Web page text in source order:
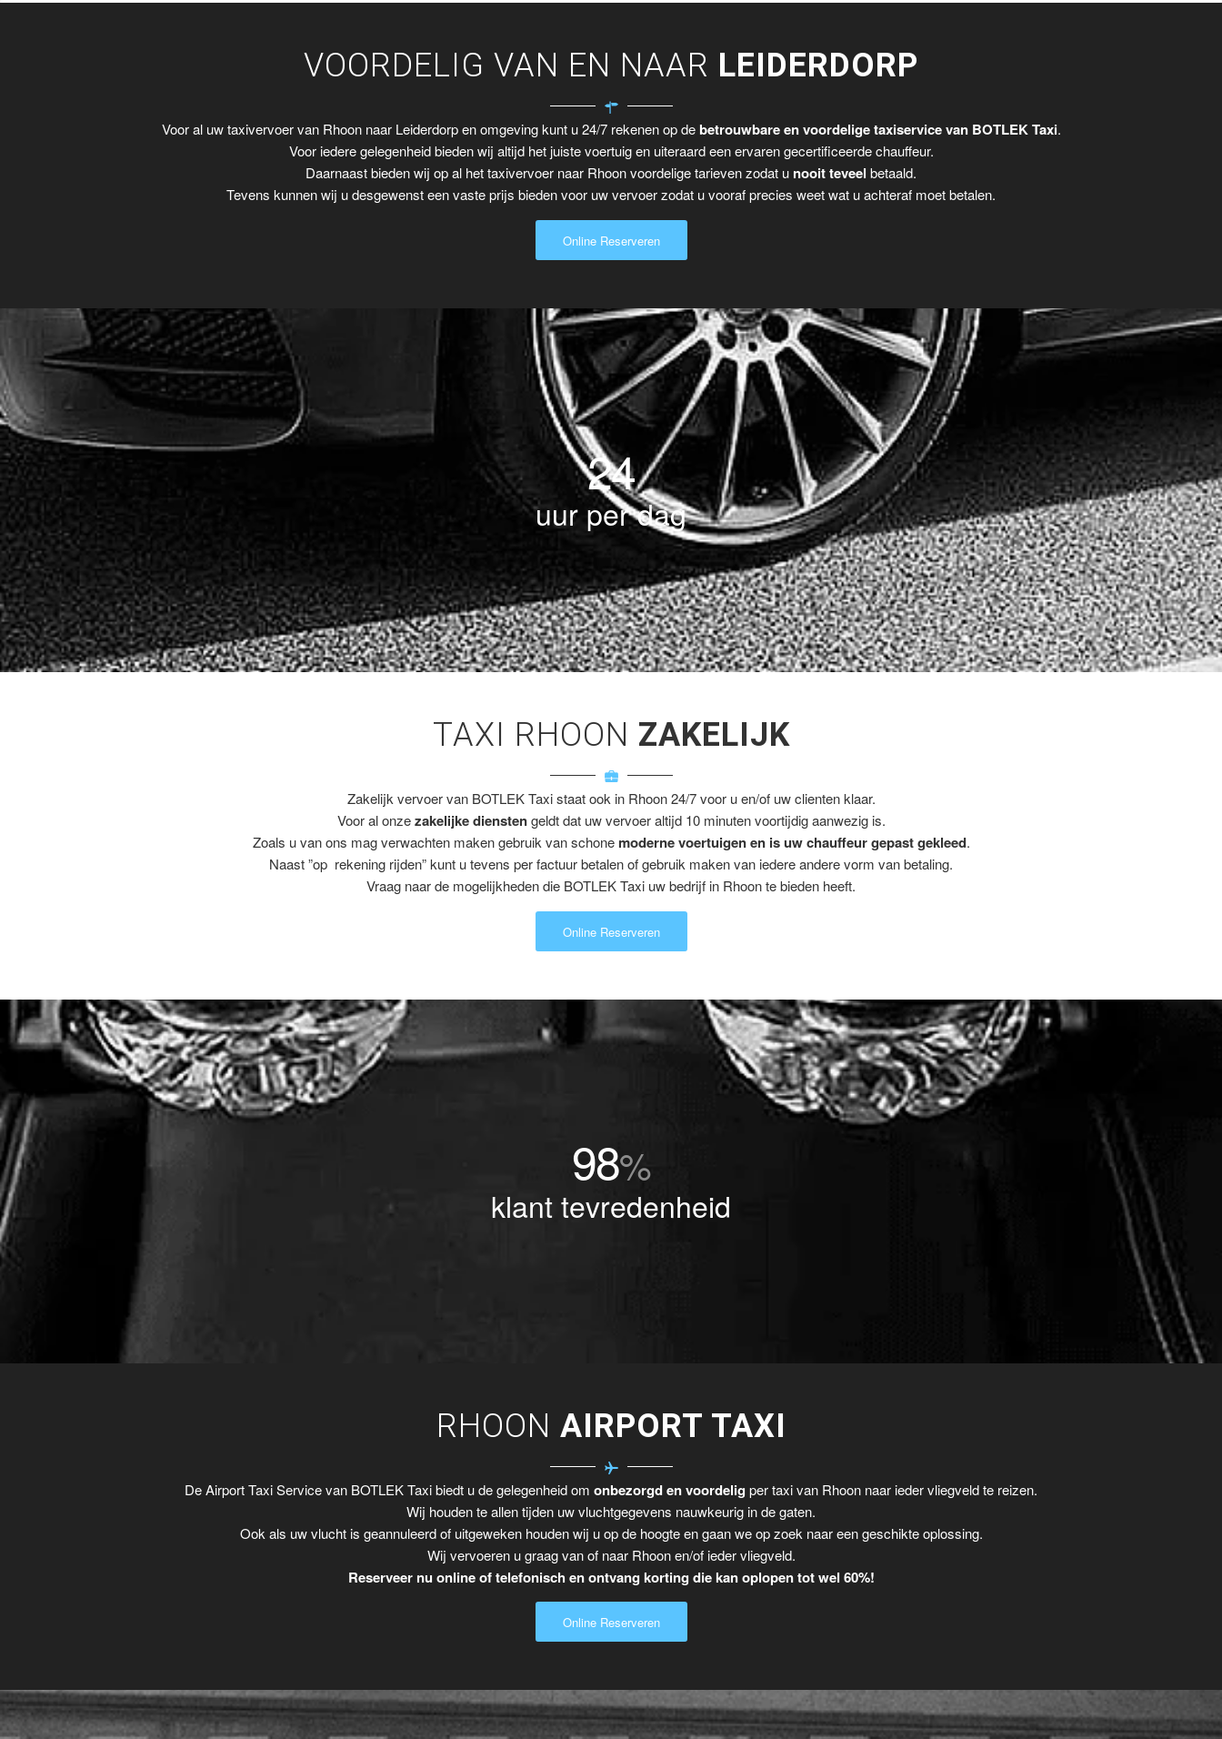
VOORDELIG VAN EN NAAR LEIDERDORP
Voor al uw taxivervoer van Rhoon naar Leiderdorp en omgeving kunt u 24/7 rekenen op debetrouwbare en voordelige taxiservice van BOTLEK Taxi.
Voor iedere gelegenheid bieden wij altijd het juiste voertuig en uiteraard een ervaren gecertificeerde chauffeur.
Daarnaast bieden wij op al het taxivervoer naar Rhoon voordelige tarieven zodat u nooit teveel betaald.
Tevens kunnen wij u desgewenst een vaste prijs bieden voor uw vervoer zodat u vooraf precies weet wat u achteraf moet betalen.
Online Reserveren
24
uur per dag
TAXI RHOON ZAKELIJK
Zakelijk vervoer van BOTLEK Taxi staat ook in Rhoon 24/7 voor u en/of uw clienten klaar.
Voor al onzezakelijke dienstengeldt dat uw vervoer altijd 10 minuten voortijdig aanwezig is.
Zoals u van ons mag verwachten maken gebruik van schone moderne voertuigen en is uw chauffeur gepast gekleed.
Naast ”op rekening rijden” kunt u tevens per factuur betalen of gebruik maken van iedere andere vorm van betaling.
Vraag naar de mogelijkheden die BOTLEK Taxi uw bedrijf in Rhoon te bieden heeft.
Online Reserveren
98%
klant tevredenheid
RHOON AIRPORT TAXI
De Airport Taxi Service van BOTLEK Taxi biedt u de gelegenheid om onbezorgd en voordelig per taxi van Rhoon naar ieder vliegveld te reizen.
Wij houden te allen tijden uw vluchtgegevens nauwkeurig in de gaten.
Ook als uw vlucht is geannuleerd of uitgeweken houden wij u op de hoogte en gaan we op zoek naar een geschikte oplossing.
Wij vervoeren u graag van of naar Rhoon en/of ieder vliegveld.
Reserveer nu online of telefonisch en ontvang korting die kan oplopen tot wel 60%!
Online Reserveren